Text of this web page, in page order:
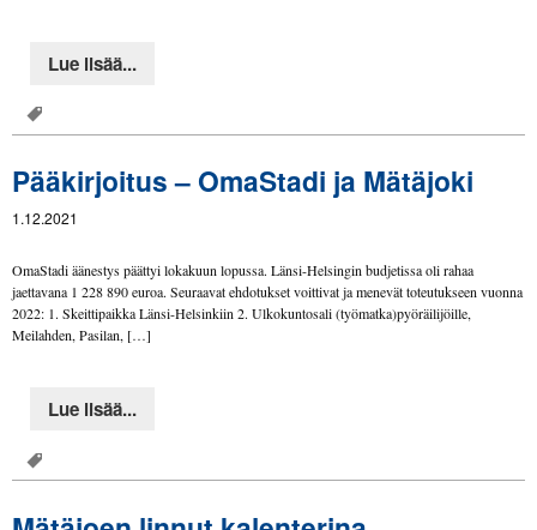
Lue lisää...
Pääkirjoitus – OmaStadi ja Mätäjoki
1.12.2021
OmaStadi äänestys päättyi lokakuun lopussa. Länsi-Helsingin budjetissa oli rahaa
jaettavana 1 228 890 euroa. Seuraavat ehdotukset voittivat ja menevät toteutukseen vuonna
2022: 1. Skeittipaikka Länsi-Helsinkiin 2. Ulkokuntosali (työmatka)pyöräilijöille,
Meilahden, Pasilan, […]
Lue lisää...